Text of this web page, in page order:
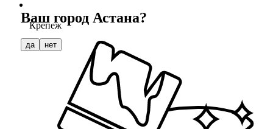
Крепеж
Ваш город Астана?
да нет